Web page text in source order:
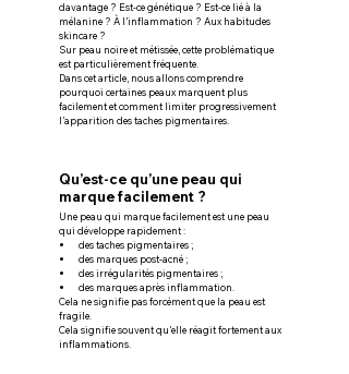
davantage ? Est-ce génétique ? Est-ce lié à la
mélanine ? À l’inflammation ? Aux habitudes
skincare ?
Sur peau noire et métissée, cette problématique
est particulièrement fréquente.
Dans cet article, nous allons comprendre
pourquoi certaines peaux marquent plus
facilement et comment limiter progressivement
l’apparition des taches pigmentaires.
Qu’est-ce qu’une peau qui
marque facilement ?
Une peau qui marque facilement est une peau
qui développe rapidement :
des taches pigmentaires ;
des marques post-acné ;
des irrégularités pigmentaires ;
des marques après inflammation.
Cela ne signifie pas forcément que la peau est
fragile.
Cela signifie souvent qu’elle réagit fortement aux
inflammations.